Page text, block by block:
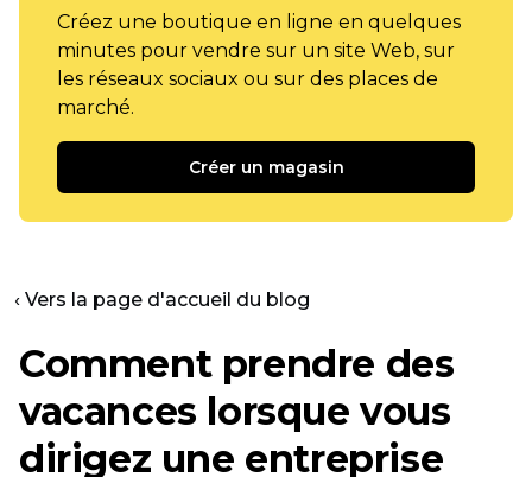
Créez une boutique en ligne en quelques
minutes pour vendre sur un site Web, sur
les réseaux sociaux ou sur des places de
marché.
Créer un magasin
‹ Vers la page d'accueil du blog
Comment prendre des
vacances lorsque vous
dirigez une entreprise